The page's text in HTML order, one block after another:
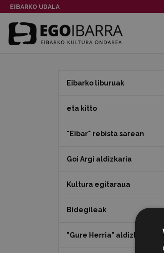
EIBARKO UDALA
Eibarko liburuak
eta kitto
"Eibar" rebista sarean
Goi Argi aldizkaria
Kultura egitaraua
Bidegileak
"Gure Herria" aldizkaria